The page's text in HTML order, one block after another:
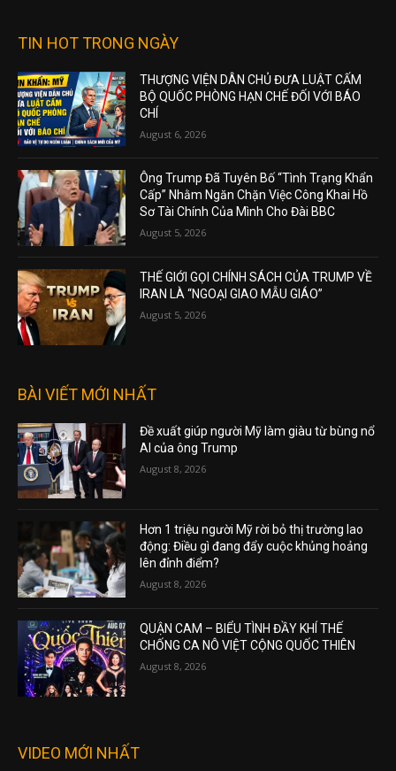
TIN HOT TRONG NGÀY
THƯỢNG VIỆN DÂN CHỦ ĐƯA LUẬT CẤM
BỘ QUỐC PHÒNG HẠN CHẾ ĐỐI VỚI BÁO
CHÍ
August 6, 2026
Ông Trump Đã Tuyên Bố “Tình Trạng Khẩn
Cấp” Nhằm Ngăn Chặn Việc Công Khai Hồ
Sơ Tài Chính Của Mình Cho Đài BBC
August 5, 2026
THẾ GIỚI GỌI CHÍNH SÁCH CỦA TRUMP VỀ
IRAN LÀ “NGOẠI GIAO MẪU GIÁO”
August 5, 2026
BÀI VIẾT MỚI NHẤT
Đề xuất giúp người Mỹ làm giàu từ bùng nổ
AI của ông Trump
August 8, 2026
Hơn 1 triệu người Mỹ rời bỏ thị trường lao
động: Điều gì đang đẩy cuộc khủng hoảng
lên đỉnh điểm?
August 8, 2026
QUẬN CAM – BIỂU TÌNH ĐẦY KHÍ THẾ
CHỐNG CA NÔ VIỆT CỘNG QUỐC THIÊN
August 8, 2026
VIDEO MỚI NHẤT